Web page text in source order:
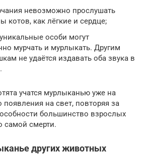
невозможно прослушать
котов, как лёгкие и сердце;
особи могут
мурчать и мурлыкать. Другим
не удаётся издавать оба звука в
учатся мурлыканью уже на
появления на свет, повторяя за
большинство взрослых
самой смерти.
других животных